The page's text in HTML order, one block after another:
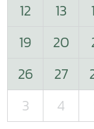
12
13
19
20
26
27
3
4